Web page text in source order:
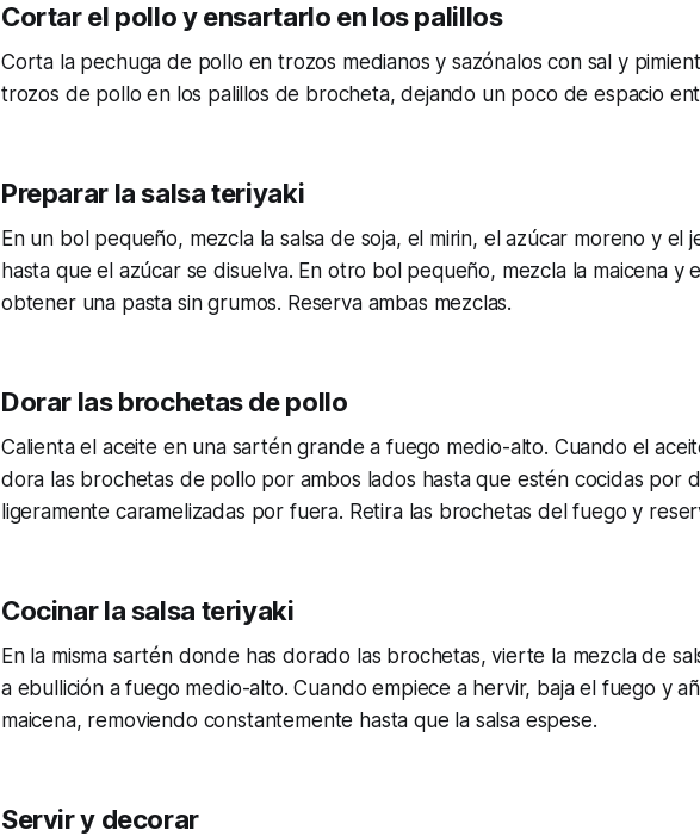
Cortar el pollo y ensartarlo en los palillos
Corta la pechuga de pollo en trozos medianos y sazónalos con sal y
trozos de pollo en los palillos de brocheta, dejando un poco de espacio
Preparar la salsa teriyaki
En un bol pequeño, mezcla la salsa de soja, el mirin, el azúcar moreno y el
hasta que el azúcar se disuelva. En otro bol pequeño, mezcla la maicena y
obtener una pasta sin grumos. Reserva ambas mezclas.
Dorar las brochetas de pollo
Calienta el aceite en una sartén grande a fuego medio-alto. Cuando el
dora las brochetas de pollo por ambos lados hasta que estén cocidas por
ligeramente caramelizadas por fuera. Retira las brochetas del fuego y
Cocinar la salsa teriyaki
En la misma sartén donde has dorado las brochetas, vierte la mezcla de
a ebullición a fuego medio-alto. Cuando empiece a hervir, baja el fuego y
maicena, removiendo constantemente hasta que la salsa espese.
Servir y decorar